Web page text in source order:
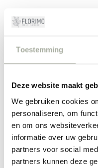
Toestemming
Deze website maakt
We gebruiken cookies
personaliseren, om
en om ons
informatie over uw
partners voor social
partners kunnen deze
willst du einfach die
KEINE